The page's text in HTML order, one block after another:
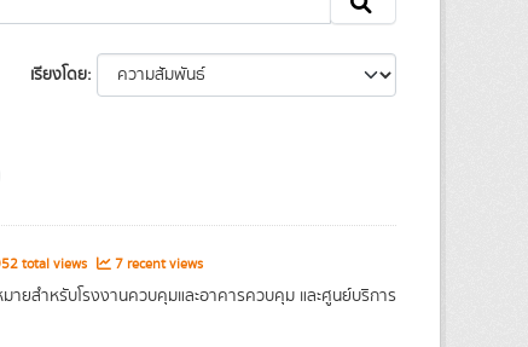
เรียงโดย
total views 7 recent views
ยสำหรับโรงงานควบคุมและอาคารควบคุม และศูนย์บริการ